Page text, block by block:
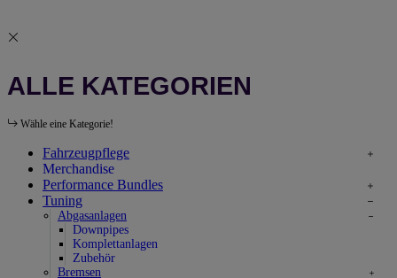
ALLE KATEGORIEN
Wähle eine Kategorie!
Fahrzeugpflege
Merchandise
Performance Bundles
Tuning
Abgasanlagen
Downpipes
Komplettanlagen
Zubehör
Bremsen